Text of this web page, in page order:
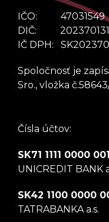
IČO: 47031549
DIČ:
IČ DPH:
Spoločnosť je
Sro., vložka
Čísla účtov:
SK71 1111 0000
UNICREDIT BANK
SK42 1100 0000
TATRABANKA a.s.